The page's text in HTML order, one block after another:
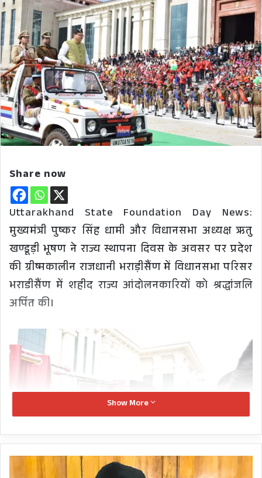
Share now
Uttarakhand State Foundation Day News:
मुख्यमंत्री पुष्कर सिंह धामी और विधानसभा अध्यक्ष ऋतु
खण्डूड़ी भूषण ने राज्य स्थापना दिवस के अवसर पर प्रदेश
की ग्रीष्मकालीन राजधानी भराड़ीसैंण में विधानसभा परिसर
भराडीसैंण में शहीद राज्य आंदोलनकारियों को श्रद्धांजलि
अर्पित की।
Show More
राज्य
स्थापना